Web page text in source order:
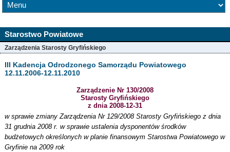
Starostwo Powiatowe
Zarządzenia Starosty Gryfińskiego
III Kadencja Odrodzonego Samorządu Powiatowego
12.11.2006-12.11.2010
Zarządzenie Nr 130/2008
Starosty Gryfińskiego
z dnia 2008-12-31
w sprawie zmiany Zarządzenia Nr 129/2008 Starosty Gryfińskiego z dnia
31 grudnia 2008 r. w sprawie ustalenia dysponentów środków
budżetowych określonych w planie finansowym Starostwa Powiatowego w
Gryfinie na 2009 rok